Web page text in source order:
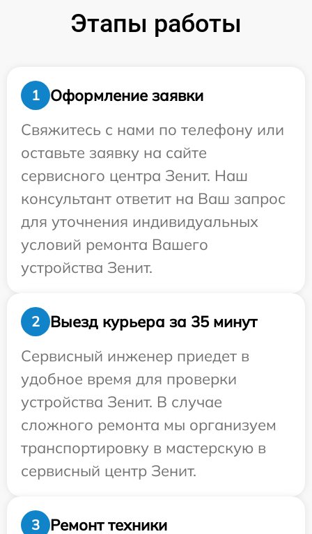
Этапы работы
1
Оформление заявки
Свяжитесь с нами по телефону или
оставьте заявку на сайте
сервисного центра Зенит. Наш
консультант ответит на Ваш запрос
для уточнения индивидуальных
условий ремонта Вашего
устройства Зенит.
2
Выезд курьера за 35 минут
Сервисный инженер приедет в
удобное время для проверки
устройства Зенит. В случае
сложного ремонта мы организуем
транспортировку в мастерскую в
сервисный центр Зенит.
3 Ремонт техники